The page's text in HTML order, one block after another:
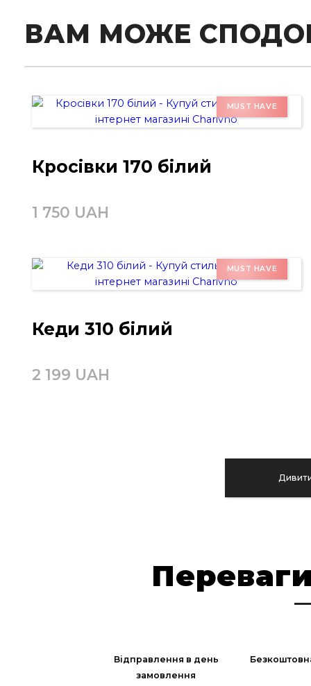
ВАМ МОЖЕ
Кросівки 170 білий
1 750 UAH
Кеди 310 білий
2 199 UAH
Відправлення в день
замовлення